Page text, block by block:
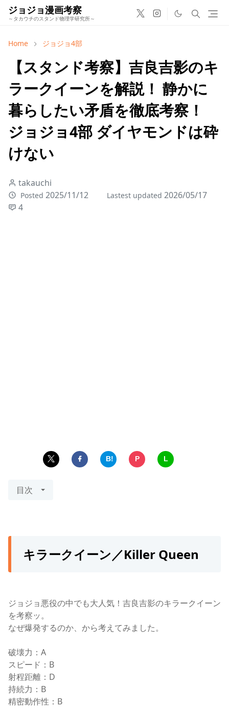
ジョジョ漫画考察
～タカウチのスタンド物理学研究所～
Home ジョジョ4部
【スタンド考察】吉良吉影のキ
ラークイーンを解説！ 静かに
暮らしたい矛盾を徹底考察！
ジョジョ4部 ダイヤモンドは砕
けない
takauchi
Posted 2025/11/12 Lastest updated 2026/05/17
4
B! P L
目次
キラークイーン／Killer Queen
ジョジョ悪役の中でも大人気！吉良吉影のキラークイーン
を考察ッ。
なぜ爆発するのか、から考えてみました。
破壊力：A
スピード：B
射程距離：D
持続力：B
精密動作性：B